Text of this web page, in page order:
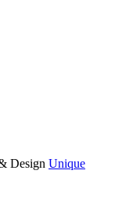
Design Unique